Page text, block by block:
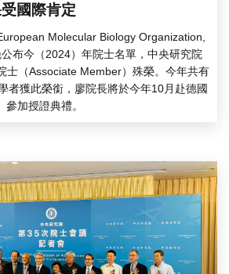
國際肯定
Molecular Biology Organization,
布今（2024）年院士名單，中央研究院
士（Associate Member）殊榮。今年共有
者獲此榮銜，廖院長將於今年10月赴德國
加授證典禮。